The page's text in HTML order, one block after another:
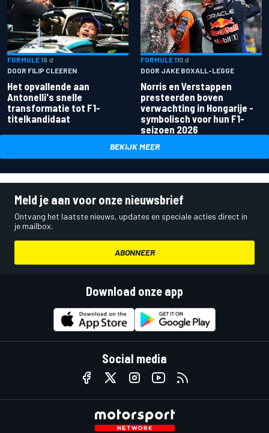
FORMULE 19 d
DOOR FILIP CLEEREN
Het opvallende aan
Antonelli's snelle
transformatie tot F1-
titelkandidaat
FORMULE 110 d
DOOR JAKE BOXALL-LEGGE
Norris en Verstappen
presteerden boven
verwachting in Hongarije -
symbolisch voor hun F1-
seizoen 2026
BEKIJK MEER
Meld je aan voor onze nieuwsbrief
Ontvang het laatste nieuws, updates en speciale acties direct in
je mailbox.
ABONNEER
Download onze app
Social media